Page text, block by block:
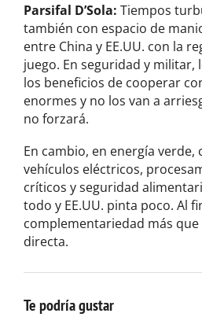
Parsifal D’Sola: Tiempos
también con espacio de
entre China y EE.UU. con la
juego. En seguridad y militar,
los beneficios de cooperar
enormes y no los van a
no forzará.
En cambio, en energía
vehículos eléctricos,
críticos y seguridad
todo y EE.UU. pinta poco. Al
complementariedad más
directa.
Te podría gustar